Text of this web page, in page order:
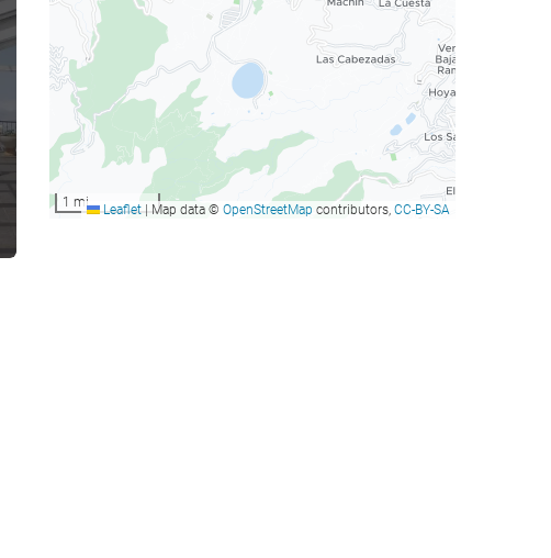
1 mi Leaflet |Map data © OpenStreetMap contributors, CC-BY-SA